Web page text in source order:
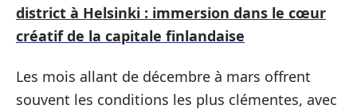
district à Helsinki : immersion dans le cœur
créatif de la capitale finlandaise
Les mois allant de décembre à mars offrent
souvent les conditions les plus clémentes, avec